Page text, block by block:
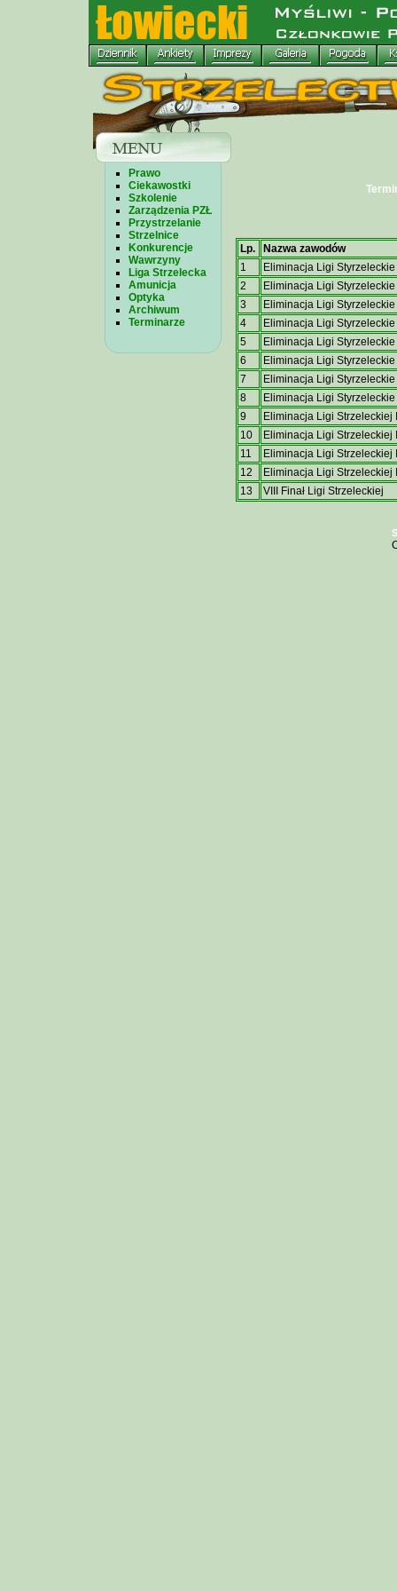
Prawo
Ciekawostki
Szkolenie
Zarządzenia PZŁ
Przystrzelanie
Strzelnice
Konkurencje
Wawrzyny
Liga Strzelecka
Amunicja
Optyka
Archiwum
Terminarze
Lp.
Nazwa zawodów
1
Eliminacja Ligi
2
Eliminacja Ligi
3
Eliminacja Ligi
4
Eliminacja Ligi
5
Eliminacja Ligi
6
Eliminacja Ligi
7
Eliminacja Ligi
8
Eliminacja Ligi
9
Eliminacja Ligi Strzeleckiej
10
Eliminacja Ligi Strzeleckiej
11
Eliminacja Ligi Strzeleckiej
12
Eliminacja Ligi Strzeleckiej
13
VIII Finał Ligi Strzeleckiej